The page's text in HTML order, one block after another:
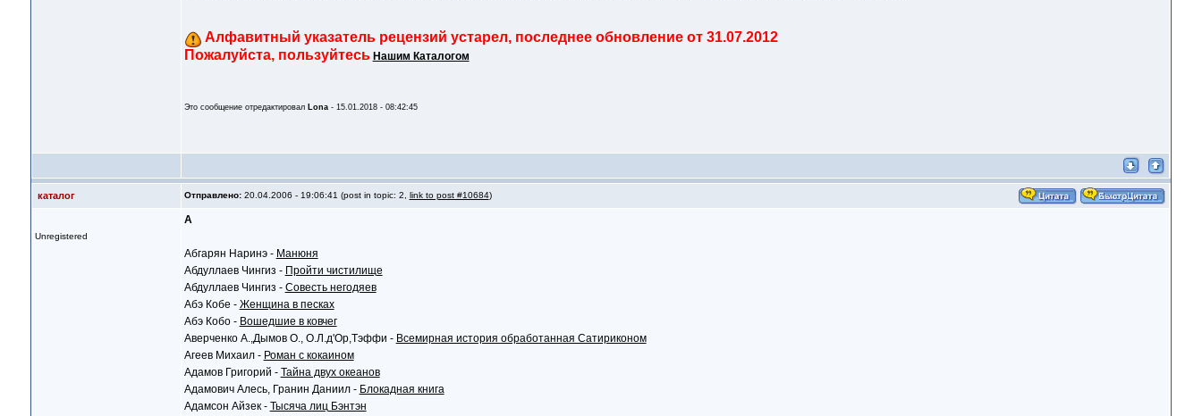
Алфавитный указатель рецензий устарел, последнее обновление от 31.07.2012
Пожалуйста, пользуйтесь Нашим Каталогом
Это сообщение отредактировал Lona- 15.01.2018 - 08:42:45
каталог Отправлено: 20.04.2006 - 19:06:41 (post in topic: 2, link to post #10684)
Unregistered
А
Абгарян Наринэ - Манюня
Абдуллаев Чингиз - Пройти чистилище
Абдуллаев Чингиз - Совесть негодяев
Абэ Кобе - Женщина в песках
Абэ Кобо - Вошедшие в ковчег
Аверченко А.,Дымов О., О.Л.д'Ор,Тэффи - Всемирная история обработанная Сатириконом
Агеев Михаил - Роман с кокаином
Адамов Григорий - Тайна двух океанов
Адамович Алесь, Гранин Даниил - Блокадная книга
Адамсон Айзек - Тысяча лиц Бэнтэн